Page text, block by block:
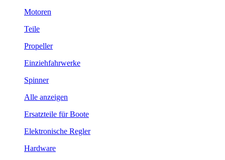
Motoren
Teile
Propeller
Einziehfahrwerke
Spinner
Alle anzeigen
Ersatzteile für Boote
Elektronische Regler
Hardware